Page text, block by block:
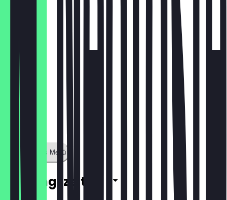
Zeige ganzes Menü
Öffnungszeiten